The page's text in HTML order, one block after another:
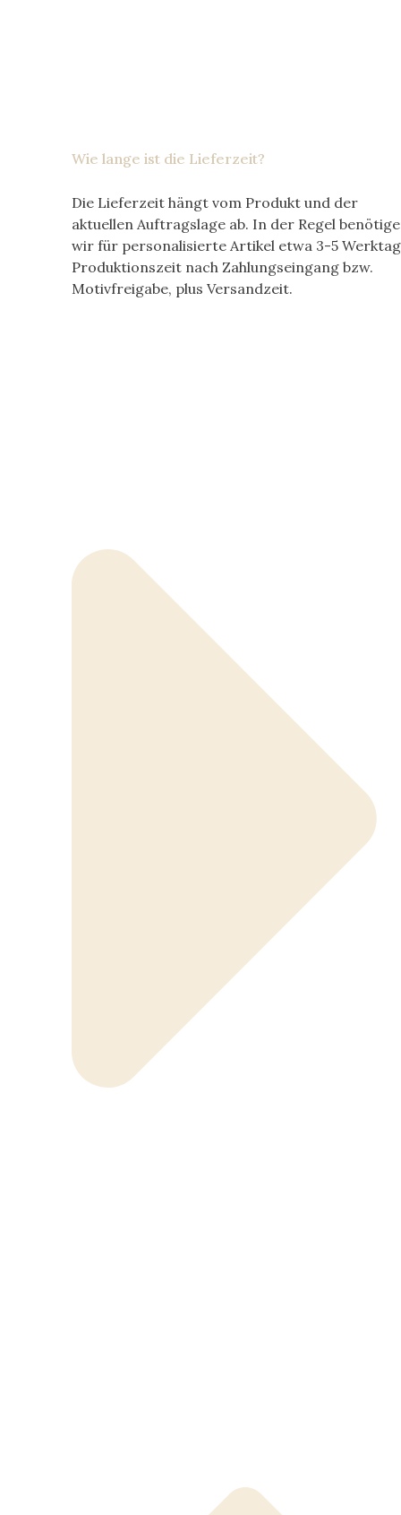
Wie lange ist die Lieferzeit?
Die Lieferzeit hängt vom Produkt und der
aktuellen Auftragslage ab. In der Regel
wir für personalisierte Artikel etwa 3-5
Produktionszeit nach Zahlungseingang bzw.
Motivfreigabe, plus Versandzeit.